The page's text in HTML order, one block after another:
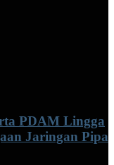
PDAM Lingga
Jaringan Pipa